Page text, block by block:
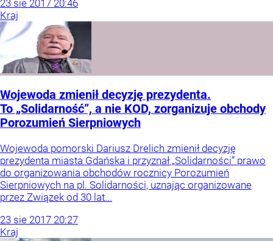
23 sie 2017 20:46
Kraj
Wojewoda zmienił decyzję prezydenta.
To „Solidarność”, a nie KOD, zorganizuje obchody
Porozumień Sierpniowych
Wojewoda pomorski Dariusz Drelich zmienił decyzję
prezydenta miasta Gdańska i przyznał „Solidarności” prawo
do organizowania obchodów rocznicy Porozumień
Sierpniowych na pl. Solidarności, uznając organizowane
przez Związek od 30 lat...
23 sie 2017 20:27
Kraj